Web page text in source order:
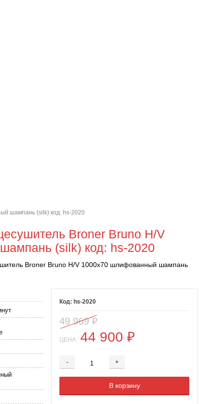
шампань (silk) код: hs-2020
Broner Bruno H/V
(silk) код: hs-2020
Broner Bruno H/V 1000х70 шлифованный шампань
hs-2020
49 969₽
ЦЕНА: 44 900 ₽
- +
Добавляется...
В корзину
Добавлен